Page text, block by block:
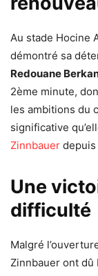
Au stade Hocine
démontré sa
Redouane
2ème minute,
les ambitions du
significative
Zinnbauer
Une
difficulté
Malgré
Zinnbauer ont dû